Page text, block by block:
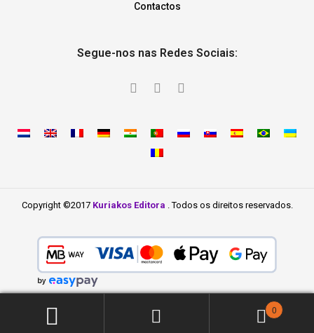
Contactos
Segue-nos nas Redes Sociais:
Copyright ©2017 Kuriakos Editora . Todos os direitos reservados.
0